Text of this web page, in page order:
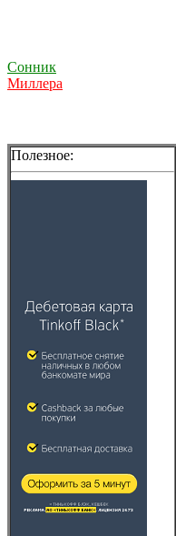
Сонник
Миллера
Полезное: